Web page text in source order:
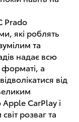
Prado
які роблять
та
надає всю
а
від
CarPlay і
розваг та